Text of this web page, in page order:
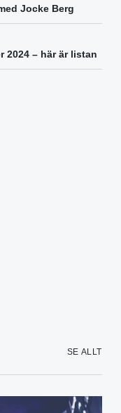
Jocke Berg
2024 – här är listan
SE ALLT